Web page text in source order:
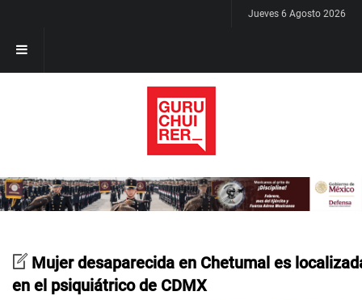
Jueves 6 Agosto 2026
Mujer desaparecida en Chetumal es
en el psiquiátrico de CDMX